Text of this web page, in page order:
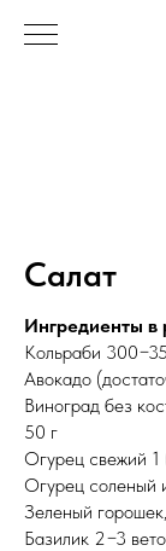
Салат
Ингредиенты в
Кольраби
Авокадо
Виноград без
50 г
Огурец свежий 1
Огурец соленый
Зеленый
Базилик 2−3